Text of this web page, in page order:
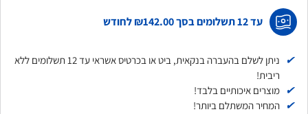
עד 12 תשלומים בסך ₪142.00לחודש
✔
ניתן לשלם בהעברה בנקאית, ביט או בכרטיס אשראי עד 12 תשלומים ללא
ריבית!
✔ מוצרים איכותיים בלבד!
✔ המחיר המשתלם ביותר!